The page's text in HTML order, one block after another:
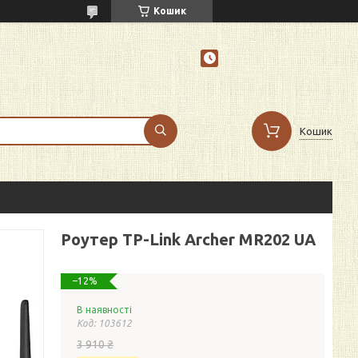
Кошик
Кошик
Роутер TP-Link Archer MR202 UA
–12%
В наявності
Код: 103612
3 910 ₴